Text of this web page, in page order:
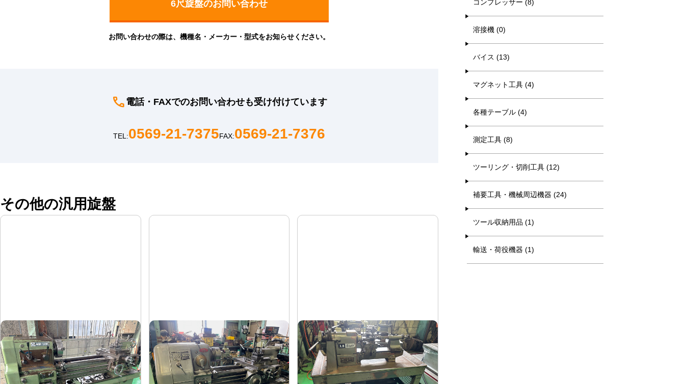
お問い合わせの際は、機種名・メーカー・型式をお知らせください。
電話・FAXでのお問い合わせも受け付けています
TEL:0569-21-7375FAX:0569-21-7376
その他の汎用旋盤
8尺旋盤
メーカー 森精機
形 式MS-1250
6尺旋盤
メーカー オークマ
式LS-800
卓上旋盤
メーカー エグロ
形 式 LB8-4B
コンプレッサー (8)
溶接機 (0)
バイス (13)
マグネット工具 (4)
各種テーブル (4)
測定工具 (8)
ツーリング・切削工具 (12)
補要工具・機械周辺機器 (24)
ツール収納用品 (1)
輸送・荷役機器 (1)